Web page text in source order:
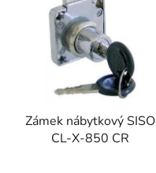
Zámek nábytkový SISO
CL-X-850 CR